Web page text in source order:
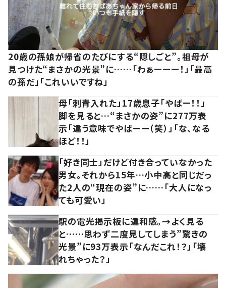
20歳の孫娘が帰省のたびにする“隠しごと”。祖母が
見つけた“まさかの光景”に……「わぁーーー！」「最高
の孫だ」「これいいですね」
母「刺青入れた」17歳息子「やばー！！」
脚を見ると…“まさかの姿”に277万表
示「違う意味でやばーー（笑）」「な、なる
ほど！！」
「好き同士」だけど付き合っていなかった
男女。それから15年…小中高と同じだっ
た2人の“現在の姿”に……「大人になっ
ても可愛い」
駅の電光掲示板に違和感。→よく見る
と……思わず二度見してしまう”驚きの
光景”に93万表示「なんだこれ！？」「壊
れちゃった？」